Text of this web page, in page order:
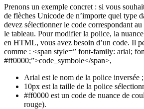
Prenons un exemple concret : si vous
de flèches Unicode de n’importe quel type
devez sélectionner le code correspondant
le tableau. Pour modifier la police, la
en HTML, vous avez besoin d’un code. Il
comme : <span style=” font-family: arial;
#ff0000;”>code_symbole</span>,
Arial est le nom de la police inversée ;
10px est la taille de la police
#ff0000 est un code de nuance de
rouge).